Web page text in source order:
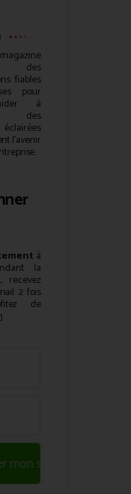
des
fiables
pour
à
des
l’avenir
à
la
recevez
2 fois
de
.
mon site !